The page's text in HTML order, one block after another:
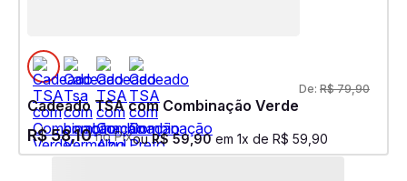
Cadeado TSA com Combinação Verde
De: R$ 79,90
R$58,10no PixouR$ 59,90em 1x de R$ 59 90